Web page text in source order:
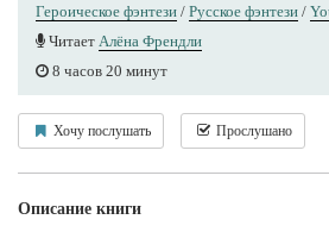
Героическое фэнтези / Русское фэнтези /
Читает Алёна Френдли
8 часов 20 минут
Хочу послушать Прослушано
Описание книги